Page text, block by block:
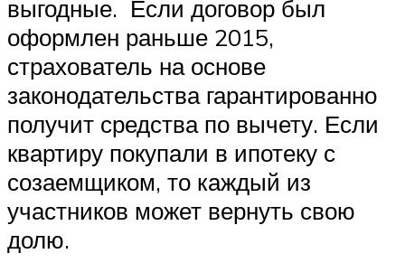
выгодные. Если договор был
оформлен раньше 2015,
страхователь на основе
законодательства гарантированно
получит средства по вычету. Если
квартиру покупали в ипотеку с
созаемщиком, то каждый из
участников может вернуть свою
долю.